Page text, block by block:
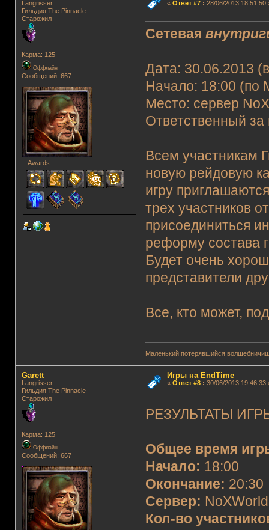
Langrisser
Гильдия The Pinnacle
Старожил
Карма: 125
Оффлайн
Сообщений: 667
Awards
« Ответ #7: 28/06/2013 18:51:50
Сетевая
Дата: 30.06.2013
Начало: 18:00 (по
Место: сервер
Ответственный
Всем участникам
новую рейдовую
игру
трех участников
присоединиться
реформу состава
Будет очень
представители
Все, кто может,
Маленький потерявшийся
Garett
Langrisser
Гильдия The Pinnacle
Старожил
Карма: 125
Оффлайн
Сообщений: 667
Игры на EndTime
« Ответ #8: 30/06/2013 19:46:33
РЕЗУЛЬТАТЫ
Общее время
Начало: 18:00
Окончание: 20:30
Сервер:
Кол-во